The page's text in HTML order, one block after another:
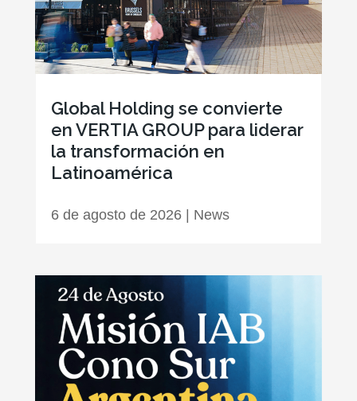
Global Holding se convierte
en VERTIA GROUP para liderar
la transformación en
Latinoamérica
6 de agosto de 2026| News